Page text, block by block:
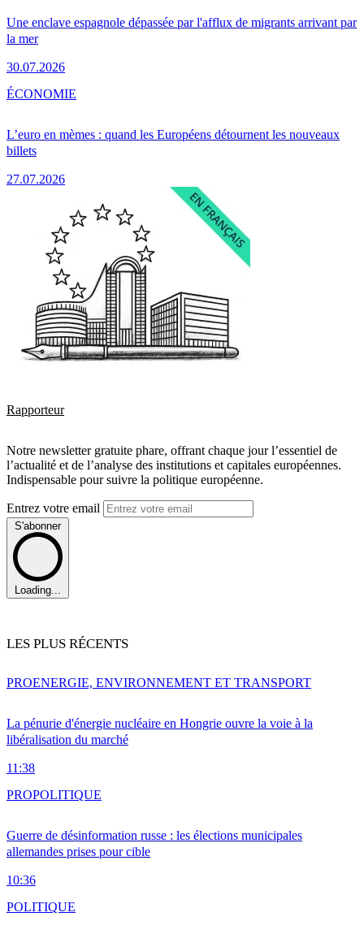
Une enclave espagnole dépassée par l'afflux de migrants arrivant par
la mer
30.07.2026
L’euro en mèmes : quand les Européens détournent les nouveaux
billets
27.07.2026
ÉCONOMIE
Rapporteur
Notre newsletter gratuite phare, offrant chaque jour l’essentiel de
l’actualité et de l’analyse des institutions et capitales européennes.
Indispensable pour suivre la politique européenne.
Entrez votre email
S'abonner
Loading...
LES PLUS RÉCENTS
La pénurie d'énergie nucléaire en Hongrie ouvre la voie à la
libéralisation du marché
11:38
PROENERGIE, ENVIRONNEMENT ET TRANSPORT
Guerre de désinformation russe : les élections municipales
allemandes prises pour cible
10:36
PROPOLITIQUE
POLITIQUE